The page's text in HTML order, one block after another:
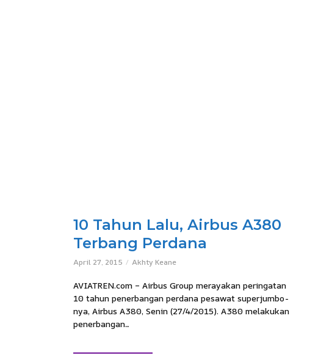
10 Tahun Lalu, Airbus A380
Terbang Perdana
April 27, 2015 Akhty Keane
AVIATREN.com – Airbus Group merayakan peringatan
10 tahun penerbangan perdana pesawat superjumbo-
nya, Airbus A380, Senin (27/4/2015). A380 melakukan
penerbangan...